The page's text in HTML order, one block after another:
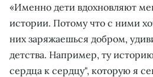
«Именно дети вдохновляют
истории. Потому что с ними
них заряжаешься добром,
детства. Например, ту
сердца к сердцу", которую я